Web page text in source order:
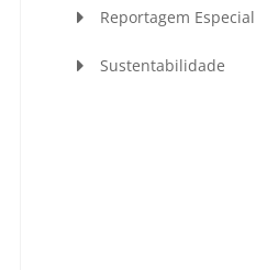
Reportagem Especial
Sustentabilidade